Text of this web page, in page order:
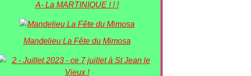
A- La MARTINIQUE ! ! !
Mandelieu La Fête du Mimosa